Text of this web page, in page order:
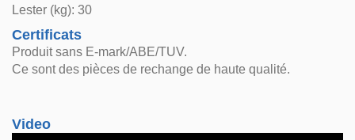
Lester (kg): 30
Certificats
Produit sans E-mark/ABE/TUV.
Ce sont des pièces de rechange de haute qualité.
Video